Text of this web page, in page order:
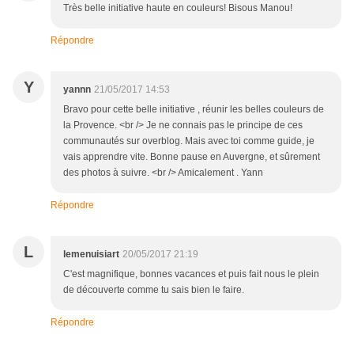
Très belle initiative haute en couleurs! Bisous Manou!
Répondre
Y yannn 21/05/2017 14:53
Bravo pour cette belle initiative , réunir les belles couleurs de
la Provence. <br /> Je ne connais pas le principe de ces
communautés sur overblog. Mais avec toi comme guide, je
vais apprendre vite. Bonne pause en Auvergne, et sûrement
des photos à suivre. <br /> Amicalement . Yann
Répondre
L lemenuisiart 20/05/2017 21:19
C'est magnifique, bonnes vacances et puis fait nous le plein
de découverte comme tu sais bien le faire.
Répondre